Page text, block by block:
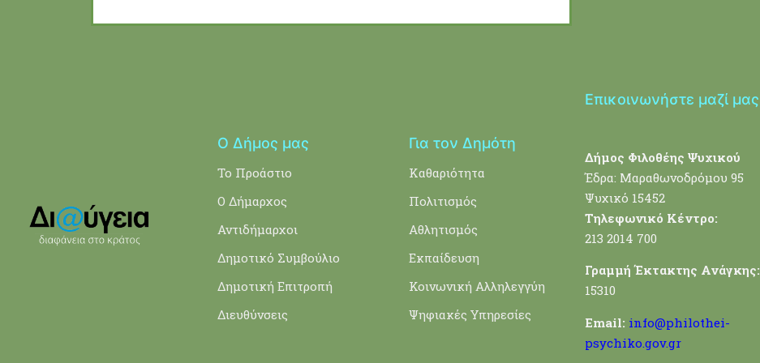
Ο Δήμος μας
Το Προάστιο
Ο Δήμαρχος
Αντιδήμαρχοι
Δημοτικό Συμβούλιο
Δημοτική Επιτροπή
Διευθύνσεις
Για τον Δημότη
Καθαριότητα
Πολιτισμός
Αθλητισμός
Εκπαίδευση
Κοινωνική Αλληλεγγύη
Ψηφιακές Υπηρεσίες
Επικοινωνήστε μαζί μας
Δήμος Φιλοθέης Ψυχικού
Έδρα: Μαραθωνοδρόμου 95
Ψυχικό 15452
Τηλεφωνικό Κέντρο:
213 2014 700
Γραμμή Έκτακτης Ανάγκης:
15310
Email: info@philothei-
psychiko.gov.gr